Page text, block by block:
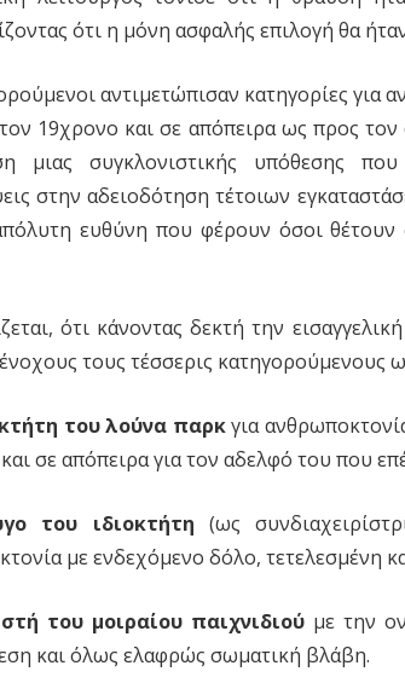
ότι η μόνη ασφαλής επιλογή θα
αντιμετώπισαν κατηγορίες για
19χρονο και σε απόπειρα ως προς
μιας συγκλονιστικής υπόθεσης που
στην αδειοδότηση τέτοιων
ευθύνη που φέρουν όσοι
ότι κάνοντας δεκτή την
τους τέσσερις κατηγορούμενους
του λούνα παρκγια
σε απόπειρα για τον αδελφό του που
του ιδιοκτήτη (ως
με ενδεχόμενο δόλο, τετελεσμένη
του μοιραίου παιχνιδιούμε την
και όλως ελαφρώς σωματική βλάβη.